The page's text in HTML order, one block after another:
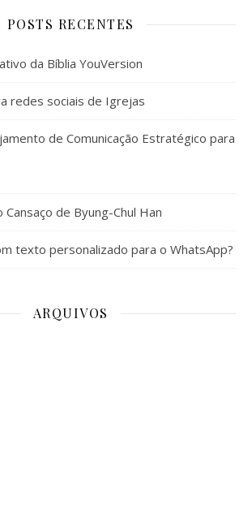
POSTS RECENTES
da Bíblia YouVersion
redes sociais de Igrejas
de Comunicação Estratégico para
Cansaço de Byung-Chul Han
texto personalizado para o WhatsApp?
ARQUIVOS